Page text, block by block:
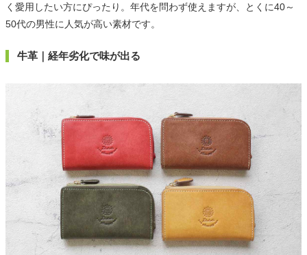
く愛用したい方にぴったり。年代を問わず使えますが、とくに40～
50代の男性に人気が高い素材です。
牛革｜経年劣化で味が出る